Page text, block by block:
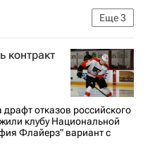
Еще3
Пингвинз
контракт
отказов российского
клубу Национальной
Флайерз" вариант с